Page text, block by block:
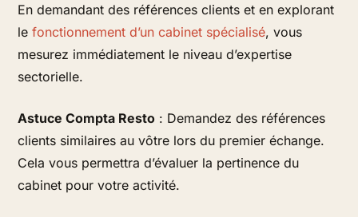
En demandant des références clients et en explorant
lefonctionnement d’un cabinet spécialisé, vous
mesurez immédiatement le niveau d’expertise
sectorielle.
Astuce Compta Resto : Demandez des références
clients similaires au vôtre lors du premier échange.
Cela vous permettra d’évaluer la pertinence du
cabinet pour votre activité.